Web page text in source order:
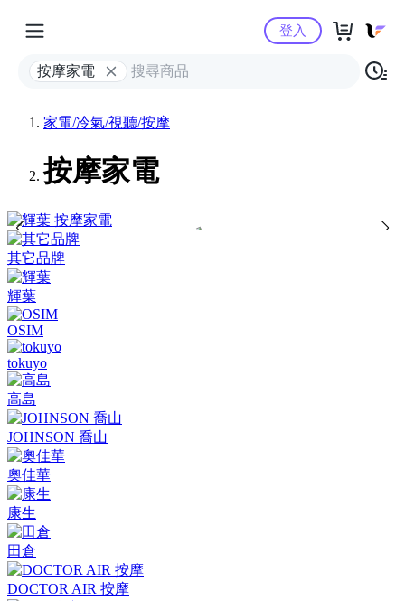
Yahoo購物中心
按摩家電
登入
家電/冷氣/視聽/按摩
按摩家電
其它品牌
輝葉
OSIM
tokuyo
高島
JOHNSON 喬山
奧佳華
康生
田倉
DOCTOR AIR 按摩